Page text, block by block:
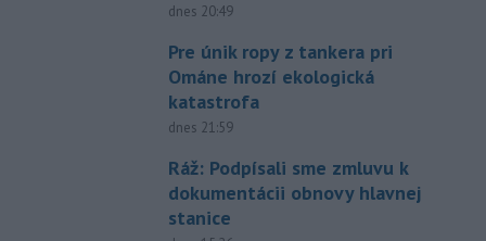
dnes 20:49
Pre únik ropy z tankera pri
Ománe hrozí ekologická
katastrofa
dnes 21:59
Ráž: Podpísali sme zmluvu k
dokumentácii obnovy hlavnej
stanice